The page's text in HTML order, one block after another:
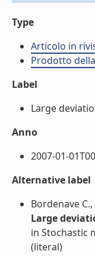
Type
Articolo in
Prodotto
Label
Large
Anno
2007-01-
Alternative label
Bordenave
Large
in Stochastic
(literal)